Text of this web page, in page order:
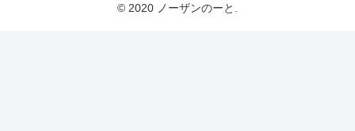
© 2020 ノーザンのーと.